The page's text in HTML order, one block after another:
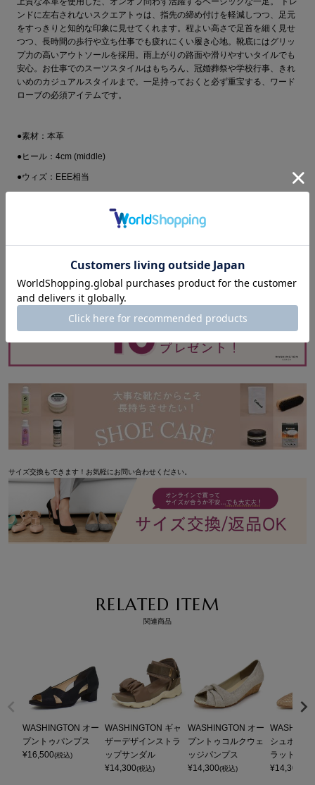
ンドに左右されないスクエアトゥは、指先の締め付けを軽減しつつ、足元
をすっきりと知的な印象に見せてくれます。程よい高さで足首を細く見せ
つつ、長時間の歩行や立ち仕事でも疲れにくい履き心地。靴底にはグリッ
プ力の高いアウトソールを採用。雨上がりの路面や滑りやすいタイルでも
安心。お仕事でのスーツスタイルはもちろん、冠婚葬祭や学校行事、きれ
いめのカジュアルスタイルまで。一足持っておくと必ず重宝する、ワード
ローブの必須アイテムです。
●素材：本革
●ヒール：4cm (middle)
●ウィズ：EEE相当
＞ サイズについて/靴の選び方
レビューを書く
サイズ交換もできます！お気軽にお問い合わせください。
RELATED ITEM
関連商品
WASHINGTON オー
プントゥパンプス
¥16,500(税込)
WASHINGTON ギャ
ザーデザインストラ
ップサンダル
¥14,300(税込)
WASHINGTON オー
プントゥコルクウェ
ッジパンプス
¥14,300(税込)
シュポイン
ラットパン
¥14,300